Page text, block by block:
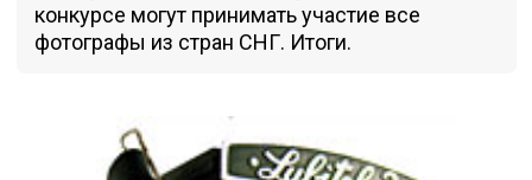
конкурсе могут принимать участие все
фотографы из стран СНГ. Итоги.